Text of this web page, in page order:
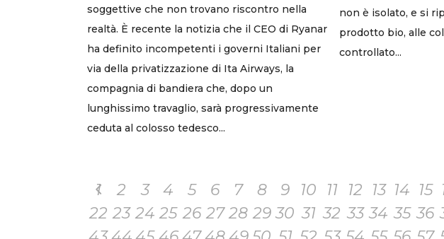
non è isolato, e si
prodotto bio, alle
controllato...
soggettive che non trovano riscontro nella
realtà. È recente la notizia che il CEO di Ryanar
ha definito incompetenti i governi Italiani per
via della privatizzazione di Ita Airways, la
compagnia di bandiera che, dopo un
lunghissimo travaglio, sarà progressivamente
ceduta al colosso tedesco...
1 2 3 4 5 6 7 8 9 10 11 12 13 14 15
22 23 24 25 26 27 28 29 30 31 32 33 34 35 36